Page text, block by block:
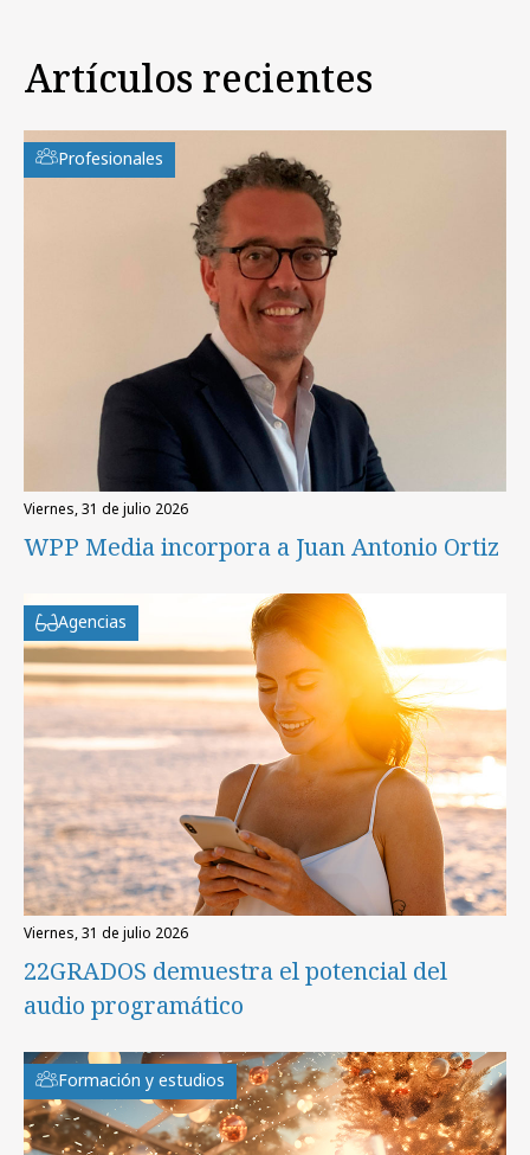
Artículos recientes
Profesionales
viernes, 31 de julio 2026
WPP Media incorpora a Juan Antonio Ortiz
Agencias
viernes, 31 de julio 2026
22GRADOS demuestra el potencial del
audio programático
Formación y estudios